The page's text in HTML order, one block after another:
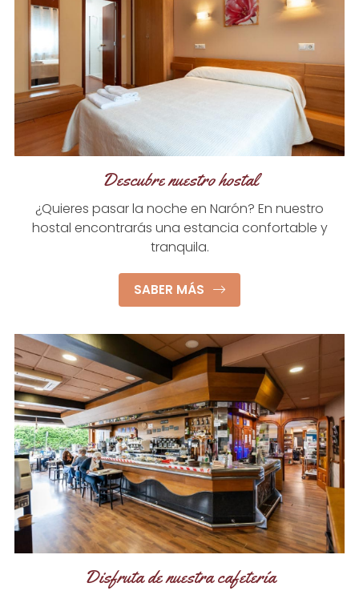
Descubre nuestro hostal
¿Quieres pasar la noche en Narón? En nuestro
hostal encontrarás una estancia confortable y
tranquila.
SABER MÁS
Disfruta de nuestra cafetería